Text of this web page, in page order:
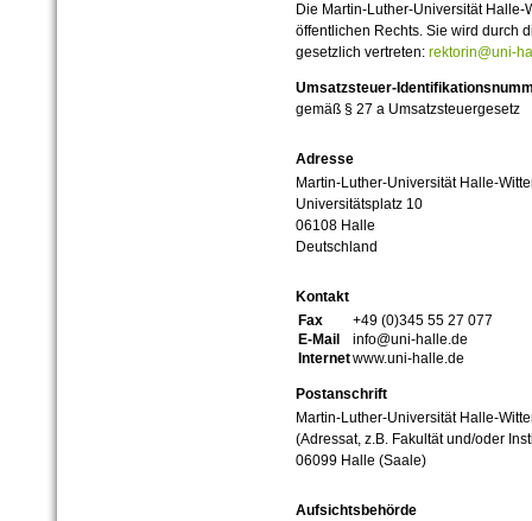
Die Martin-Luther-Universität
öffentlichen Rechts. Sie wird durch
gesetzlich vertreten: rektorin@uni-
Umsatzsteuer-
gemäß § 27 a Umsatzsteuergesetz
Adresse
Martin-Luther-Universität Halle-
Universitätsplatz 10
06108 Halle
Deutschland
Kontakt
Fax
+49 (0)345 55 27 077
E-Mail
info@uni-halle.de
Internetwww.uni-halle.de
Postanschrift
Martin-Luther-Universität Halle-
(Adressat, z.B. Fakultät und/oder
06099 Halle (Saale)
Aufsichtsbehörde